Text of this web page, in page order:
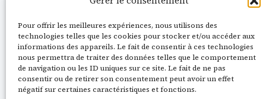
Pour offrir les meilleures expériences, nous utilisons des
technologies telles que les cookies pour stocker et/ou accéder aux
informations des appareils. Le fait de consentir à ces technologies
nous permettra de traiter des données telles que le comportement
de navigation ou les ID uniques sur ce site. Le fait de ne pas
consentir ou de retirer son consentement peut avoir un effet
négatif sur certaines caractéristiques et fonctions.